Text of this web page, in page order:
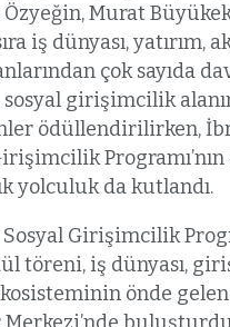
Özyeğin, Murat
iş dünyası, yatırım,
çok sayıda
sosyal girişimcilik
ödüllendirilirken,
yolculuk da kutlandı.
Girişimcilik
töreni, iş dünyası,
önde